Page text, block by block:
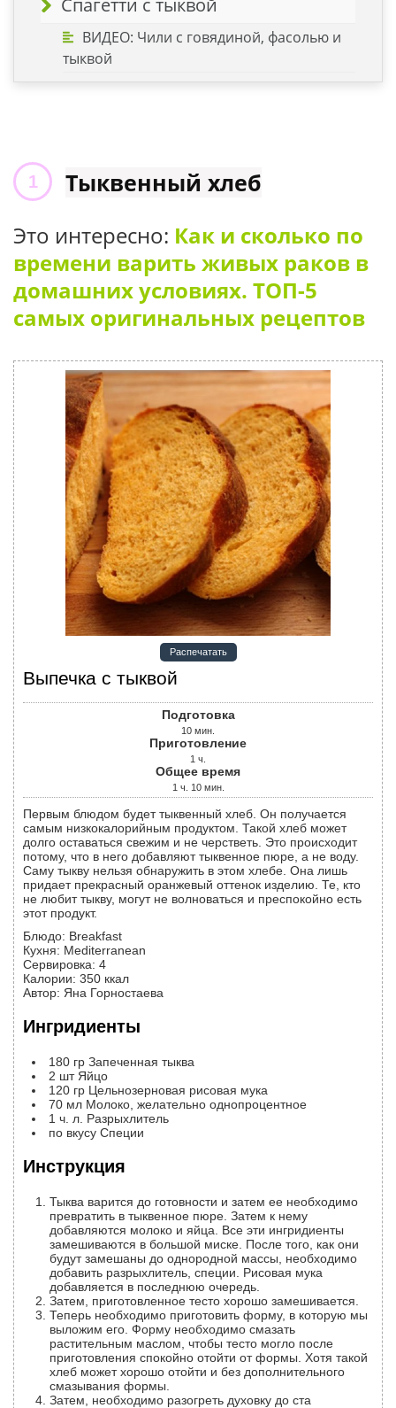
Спагетти с тыквой
ВИДЕО: Чили с говядиной, фасолью и
тыквой
Тыквенный хлеб
Это интересно: Как и сколько по
времени варить живых раков в
домашних условиях. ТОП-5
самых оригинальных рецептов
Распечатать
Выпечка с тыквой
Подготовка
10 мин.
Приготовление
1 ч.
Общее время
1 ч. 10 мин.
Первым блюдом будет тыквенный хлеб. Он получается
самым низкокалорийным продуктом. Такой хлеб может
долго оставаться свежим и не черстветь. Это происходит
потому, что в него добавляют тыквенное пюре, а не воду.
Саму тыкву нельзя обнаружить в этом хлебе. Она лишь
придает прекрасный оранжевый оттенок изделию. Те, кто
не любит тыкву, могут не волноваться и преспокойно есть
этот продукт.
Блюдо: Breakfast
Кухня: Mediterranean
Сервировка: 4
Калории: 350 ккал
Автор: Яна Горностаева
Ингридиенты
180 гр Запеченная тыква
2 шт Яйцо
120 гр Цельнозерновая рисовая мука
70 мл Молоко, желательно однопроцентное
1 ч. л. Разрыхлитель
по вкусу Специи
Инструкция
Тыква варится до готовности и затем ее необходимо
превратить в тыквенное пюре. Затем к нему
добавляются молоко и яйца. Все эти ингридиенты
замешиваются в большой миске. После того, как они
будут замешаны до однородной массы, необходимо
добавить разрыхлитель, специи. Рисовая мука
добавляется в последнюю очередь.
Затем, приготовленное тесто хорошо замешивается.
Теперь необходимо приготовить форму, в которую мы
выложим его. Форму необходимо смазать
растительным маслом, чтобы тесто могло после
приготовления спокойно отойти от формы. Хотя такой
хлеб может хорошо отойти и без дополнительного
смазывания формы.
Затем, необходимо разогреть духовку до ста